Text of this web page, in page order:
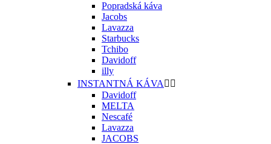
Popradská káva
Jacobs
Lavazza
Starbucks
Tchibo
Davidoff
illy
INSTANTNÁ KÁVA  
Davidoff
MELTA
Nescafé
Lavazza
JACOBS